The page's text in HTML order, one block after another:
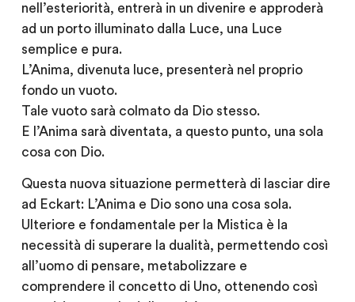
nell’esteriorità, entrerà in un divenire e approderà
ad un porto illuminato dalla Luce, una Luce
semplice e pura.
L’Anima, divenuta luce, presenterà nel proprio
fondo un vuoto.
Tale vuoto sarà colmato da Dio stesso.
E l’Anima sarà diventata, a questo punto, una sola
cosa con Dio.
Questa nuova situazione permetterà di lasciar dire
ad Eckart: L’Anima e Dio sono una cosa sola.
Ulteriore e fondamentale per la Mistica è la
necessità di superare la dualità, permettendo così
all’uomo di pensare, metabolizzare e
comprendere il concetto di Uno, ottenendo così